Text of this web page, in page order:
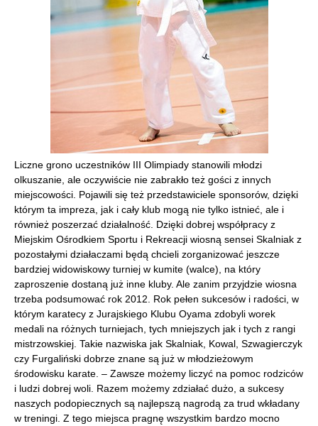
Liczne grono uczestników III Olimpiady stanowili młodzi
olkuszanie, ale oczywiście nie zabrakło też gości z innych
miejscowości. Pojawili się też przedstawiciele sponsorów, dzięki
którym ta impreza, jak i cały klub mogą nie tylko istnieć, ale i
również poszerzać działalność. Dzięki dobrej współpracy z
Miejskim Ośrodkiem Sportu i Rekreacji wiosną sensei Skalniak z
pozostałymi działaczami będą chcieli zorganizować jeszcze
bardziej widowiskowy turniej w kumite (walce), na który
zaproszenie dostaną już inne kluby. Ale zanim przyjdzie wiosna
trzeba podsumować rok 2012. Rok pełen sukcesów i radości, w
którym karatecy z Jurajskiego Klubu Oyama zdobyli worek
medali na różnych turniejach, tych mniejszych jak i tych z rangi
mistrzowskiej. Takie nazwiska jak Skalniak, Kowal, Szwagierczyk
czy Furgaliński dobrze znane są już w młodzieżowym
środowisku karate. – Zawsze możemy liczyć na pomoc rodziców
i ludzi dobrej woli. Razem możemy zdziałać dużo, a sukcesy
naszych podopiecznych są najlepszą nagrodą za trud wkładany
w treningi. Z tego miejsca pragnę wszystkim bardzo mocno